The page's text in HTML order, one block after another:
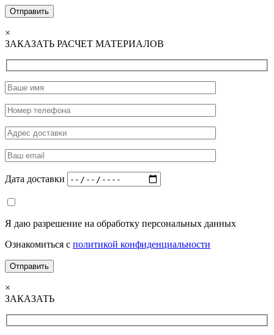
×
ЗАКАЗАТЬ РАСЧЕТ МАТЕРИАЛОВ
Дата доставки
Я даю разрешение на обработку персональных данных
Ознакомиться с политикой конфиденциальности
×
ЗАКАЗАТЬ